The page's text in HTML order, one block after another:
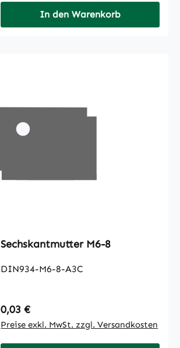
In den Warenkorb
Sechskantmutter M6-8
DIN934-M6-8-A3C
Regulärer Preis:
0,03 €
Preise exkl. MwSt. zzgl. Versandkosten